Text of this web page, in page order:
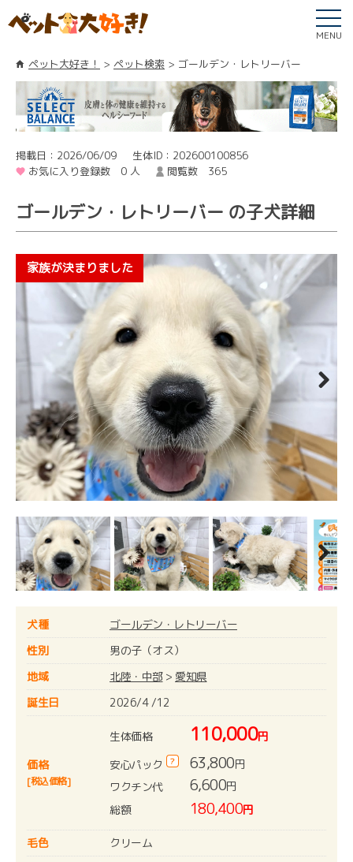
MENU
ペット大好き！ ペット検索 ゴールデン・レトリーバー
掲載日：2026/06/09
生体ID：202600100856
お気に入り登録数 0 人
閲覧数 365
ゴールデン・レトリーバー の子犬詳細
Next
Next
犬種
ゴールデン・レトリーバー
性別
男の子（オス）
地域
北陸・中部> 愛知県
誕生日
2026/4 /12
価格
[税込価格]
生体価格 110,000円
安心パック
? 63,800円
ワクチン代
6,600円
総額
180,400円
毛色
クリーム